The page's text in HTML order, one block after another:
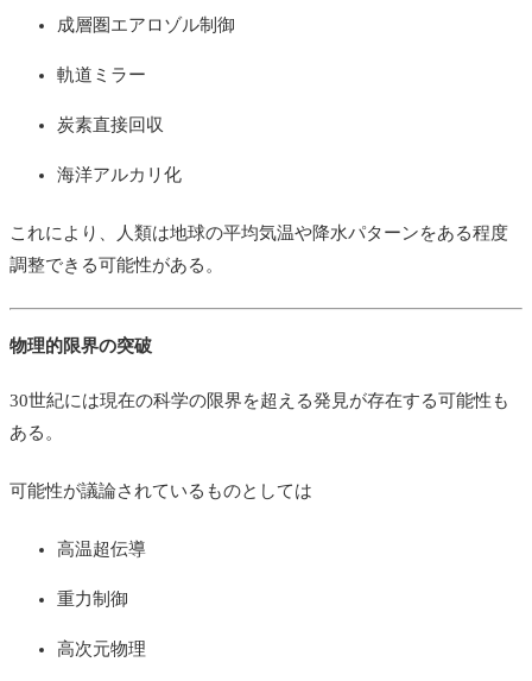
成層圏エアロゾル制御
軌道ミラー
炭素直接回収
海洋アルカリ化
これにより、人類は地球の平均気温や降水パターンをある程度
調整できる可能性がある。
物理的限界の突破
30世紀には現在の科学の限界を超える発見が存在する可能性も
ある。
可能性が議論されているものとしては
高温超伝導
重力制御
高次元物理